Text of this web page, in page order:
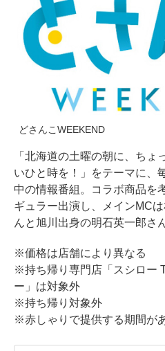
どさんこWEEKEND
「北海道の土曜の朝に、ちょ
いひと時を！」をテーマに、
中の情報番組。コラボ商品を
ギュラー出演し、メインMC
んと旭川出身の明石英一郎さ
※価格は店舗により異なる
※持ち帰り専門店「スシロー
ー」は対象外
※持ち帰り対象外
※赤しゃりで提供する期間が